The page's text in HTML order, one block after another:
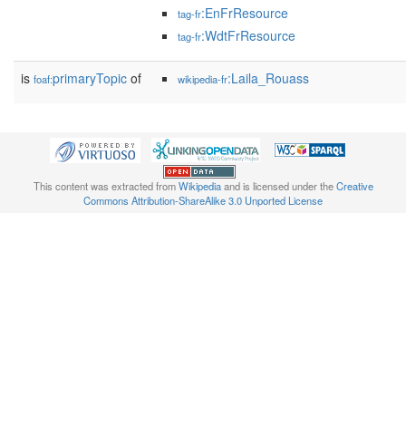
tag-fr:EnFrResource
tag-fr:WdtFrResource
is foaf:primaryTopic of wikipedia-fr:Laila_Rouass
This content was extracted fromWikipediaand is licensed under theCreative
Commons Attribution-ShareAlike 3.0 Unported License